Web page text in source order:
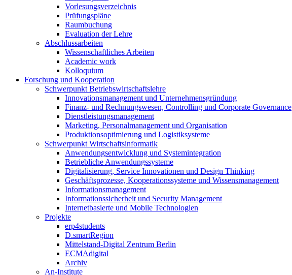
Vorlesungsverzeichnis
Prüfungspläne
Raumbuchung
Evaluation der Lehre
Abschlussarbeiten
Wissenschaftliches Arbeiten
Academic work
Kolloquium
Forschung und Kooperation
Schwerpunkt Betriebswirtschaftslehre
Innovationsmanagement und Unternehmensgründung
Finanz- und Rechnungswesen, Controlling und Corporate Governance
Dienstleistungsmanagement
Marketing, Personalmanagement und Organisation
Produktionsoptimierung und Logistiksysteme
Schwerpunkt Wirtschaftsinformatik
Anwendungsentwicklung und Systemintegration
Betriebliche Anwendungssysteme
Digitalisierung, Service Innovationen und Design Thinking
Geschäftsprozesse, Kooperationssysteme und Wissensmanagement
Informationsmanagement
Informationssicherheit und Security Management
Internetbasierte und Mobile Technologien
Projekte
erp4students
D.smartRegion
Mittelstand-Digital Zentrum Berlin
ECMAdigital
Archiv
An-Institute